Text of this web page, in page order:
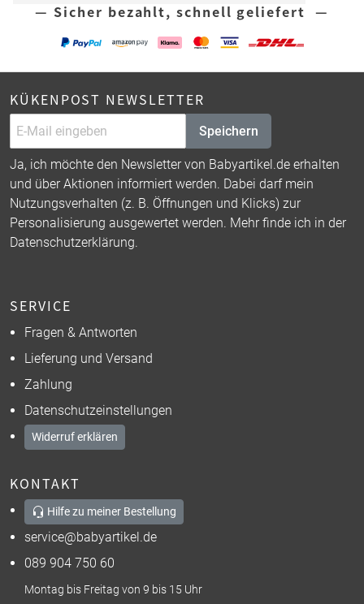
— Sicher bezahlt, schnell geliefert —
KÜKENPOST NEWSLETTER
Speichern
Ja, ich möchte den Newsletter von Babyartikel.de erhalten
und über Aktionen informiert werden. Dabei darf mein
Nutzungsverhalten (z. B. Öffnungen und Klicks) zur
Personalisierung ausgewertet werden. Mehr finde ich in der
Datenschutzerklärung.
SERVICE
Fragen & Antworten
Lieferung und Versand
Zahlung
Datenschutzeinstellungen
Widerruf erklären
KONTAKT
Hilfe zu meiner Bestellung
service@babyartikel.de
089 904 750 60
Montag bis Freitag von 9 bis 15 Uhr